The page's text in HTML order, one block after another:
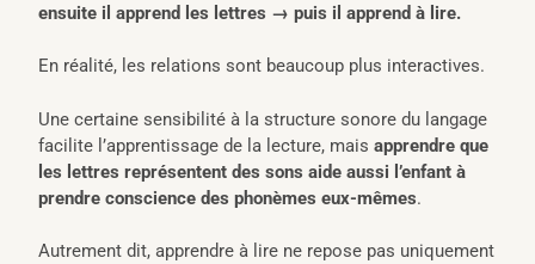
ensuite il apprend les lettres → puis il apprend à lire.
En réalité, les relations sont beaucoup plus interactives.
Une certaine sensibilité à la structure sonore du langage
facilite l’apprentissage de la lecture, mais apprendre que
les lettres représentent des sons aide aussi l’enfant à
prendre conscience des phonèmes eux-mêmes.
Autrement dit, apprendre à lire ne repose pas uniquement